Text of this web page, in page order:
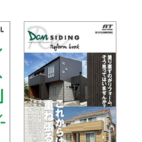
目次も検索 検 索
施工イメージ・アイデア集（1）
省エネ住宅関連（4）
玄関ドア・引戸（6）